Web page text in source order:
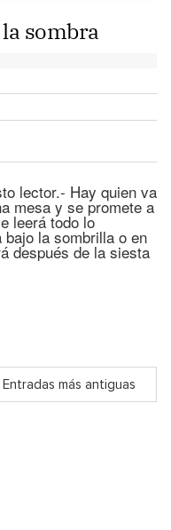
sombra
lector.- Hay quien va
mesa y se promete a
leerá todo lo
bajo la sombrilla o en
después de la siesta
Entradas más antiguas